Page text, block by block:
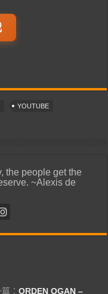
YOUTUBE
the people get the
~Alexis de
： ORDEN OGAN –